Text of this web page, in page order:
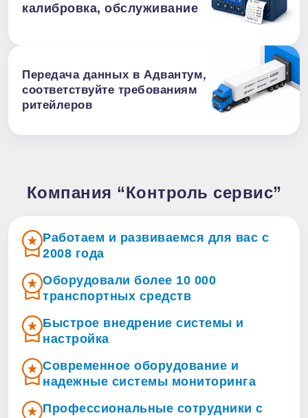
калибровка, обслуживание
Передача данных в Адвантум,
соответствуйте требованиям
ритейлеров
Компания “Контроль сервис”
Работаем и развиваемся для вас с
2008 года
Оборудовали более 10 000
транспортных средств
Быстрое внедрение системы и
настройка
Современное оборудование и
надежные системы мониторинга
Профессиональные сотрудники с